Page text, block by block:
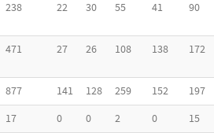
238 22 30 55 41 90
471 27 26 108 138 172
877 141 128 259 152
197
17 0 0 2 0
15